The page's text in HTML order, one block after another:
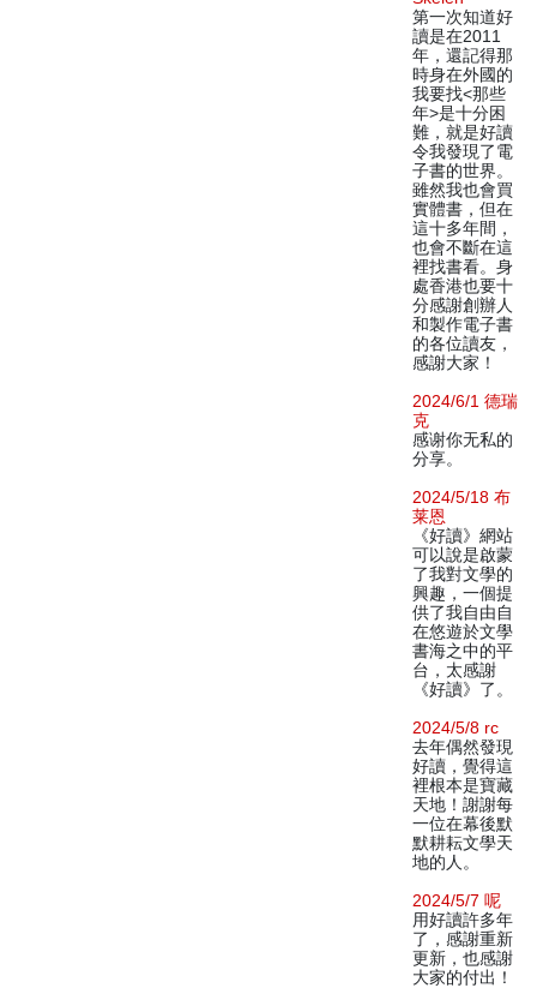
第一次知道好
讀是在2011
年，還記得那
時身在外國的
我要找<那些
年>是十分困
難，就是好讀
令我發現了電
子書的世界。
雖然我也會買
實體書，但在
這十多年間，
也會不斷在這
裡找書看。身
處香港也要十
分感謝創辦人
和製作電子書
的各位讀友，
感謝大家！
2024/6/1 德瑞
克
感谢你无私的
分享。
2024/5/18 布
莱恩
《好讀》網站
可以說是啟蒙
了我對文學的
興趣，一個提
供了我自由自
在悠遊於文學
書海之中的平
台，太感謝
《好讀》了。
2024/5/8 rc
去年偶然發現
好讀，覺得這
裡根本是寶藏
天地！謝謝每
一位在幕後默
默耕耘文學天
地的人。
2024/5/7 呢
用好讀許多年
了，感謝重新
更新，也感謝
大家的付出！